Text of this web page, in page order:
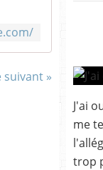
suivant »
J'ai
me
trop